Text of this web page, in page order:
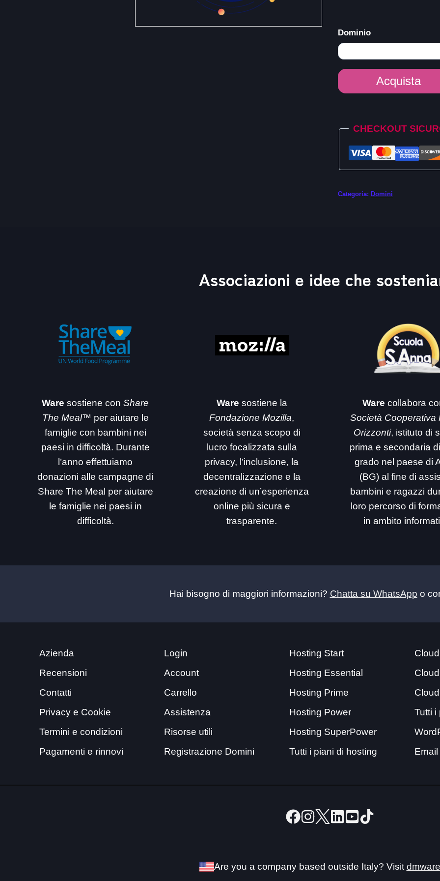
Dominio
Dominio
.xn-
Acquista
CHECKOUT
Categoria: Domini
Associazioni e idee che
Ware sostiene conShare
The Meal™ per aiutare le
famiglie con bambini nei
paesi in difficoltà. Durante
l’anno effettuiamo
donazioni alle campagne di
Share The Meal per aiutare
le famiglie nei paesi in
difficoltà.
Ware sostiene la
Fondazione Mozilla,
società senza scopo di
lucro focalizzata sulla
privacy, l’inclusione, la
decentralizzazione e la
creazione di un’esperienza
online più sicura e
trasparente.
Ware collabora
Società Cooperativa
Orizzonti, istituto di
prima e secondaria
grado nel paese di
(BG) al fine di
bambini e ragazzi
loro percorso di
in ambito
Hai bisogno di maggiori informazioni? Chatta su WhatsApp o
Azienda
Recensioni
Contatti
Privacy e Cookie
Termini e condizioni
Pagamenti e rinnovi
Login
Account
Carrello
Assistenza
Risorse utili
Registrazione Domini
Hosting Start
Hosting Essential
Hosting Prime
Hosting Power
Hosting SuperPower
Tutti i piani di hosting
Tutti i
Email
Are you a company based outside Italy? Visit